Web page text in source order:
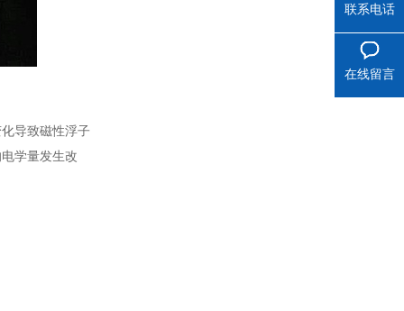
导致磁性浮子
学量发生改
联系电话
在线留言